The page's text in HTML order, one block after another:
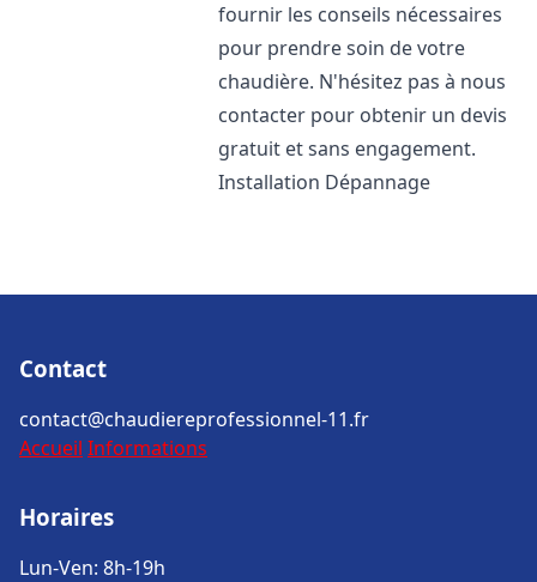
fournir les conseils nécessaires
pour prendre soin de votre
chaudière. N'hésitez pas à nous
contacter pour obtenir un devis
gratuit et sans engagement.
Installation Dépannage
Contact
contact@chaudiereprofessionnel-11.fr
Accueil Informations
Horaires
Lun-Ven: 8h-19h